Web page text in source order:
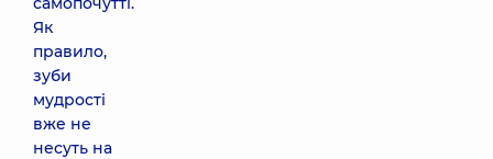
Як
правило,
зуби
мудрості
вже не
несуть на